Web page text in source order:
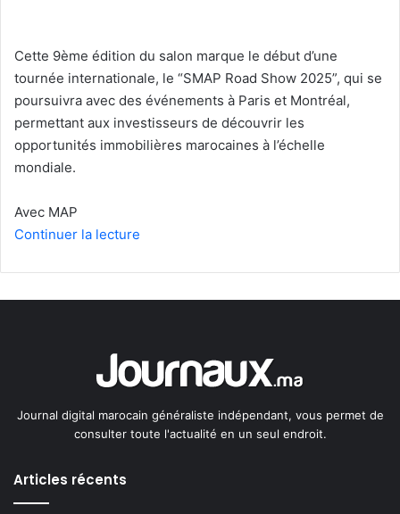
Cette 9ème édition du salon marque le début d’une
tournée internationale, le “SMAP Road Show 2025”, qui se
poursuivra avec des événements à Paris et Montréal,
permettant aux investisseurs de découvrir les
opportunités immobilières marocaines à l’échelle
mondiale.
Avec MAP
Continuer la lecture
Journal digital marocain généraliste indépendant, vous permet de
consulter toute l'actualité en un seul endroit.
Articles récents